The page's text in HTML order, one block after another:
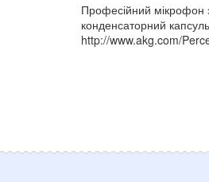
Професійний мікрофон
конденсаторний
http://www.akg.com/